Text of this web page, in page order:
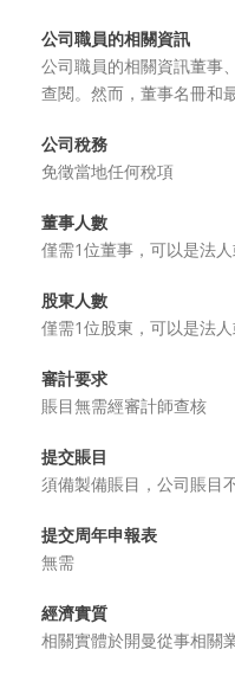
公司職員的相關資訊
公司職員的相關資訊董事
查閱。然而，董事名冊和
公司稅務
免徵當地任何稅項
董事人數
僅需1位董事，可以是法
股東人數
僅需1位股東，可以是法
審計要求
賬目無需經審計師查核
提交賬目
須備製備賬目，公司賬目
提交周年申報表
無需
經濟實質
相關實體於開曼從事相關